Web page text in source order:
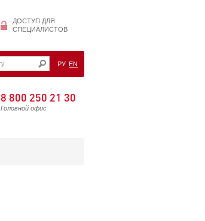
ДОСТУП ДЛЯ
СПЕЦИАЛИСТОВ
РУ EN
8 800 250 21 30
Головной офис